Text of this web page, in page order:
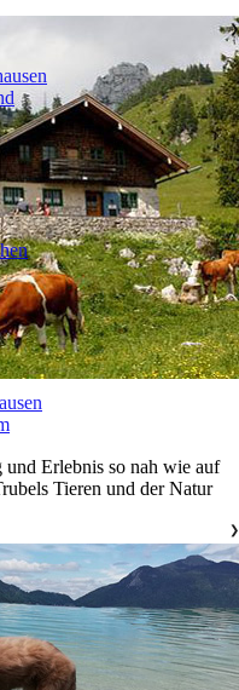
Erlebnis so nah wie auf
Tieren und der Natur
❯
❯